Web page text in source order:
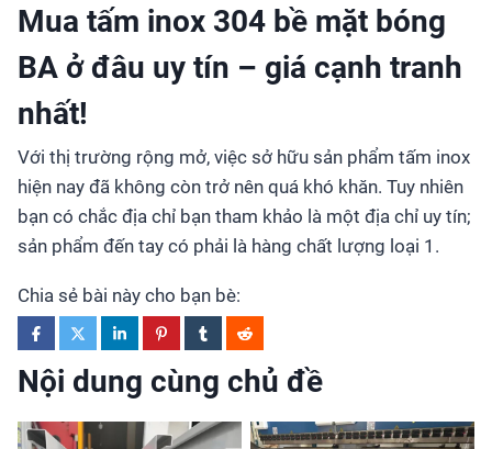
Mua tấm inox 304 bề mặt bóng
BA ở đâu uy tín – giá cạnh tranh
nhất!
Với thị trường rộng mở, việc sở hữu sản phẩm tấm inox
hiện nay đã không còn trở nên quá khó khăn. Tuy nhiên
bạn có chắc địa chỉ bạn tham khảo là một địa chỉ uy tín;
sản phẩm đến tay có phải là hàng chất lượng loại 1.
Chia sẻ bài này cho bạn bè:
Nội dung cùng chủ đề